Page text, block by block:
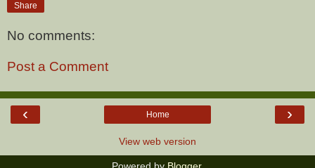
Share
No comments:
Post a Comment
‹ ›
Home
View web version